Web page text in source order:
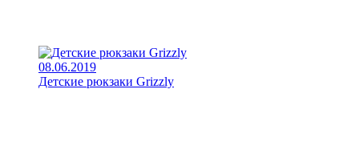
08.06.2019
Детские рюкзаки Grizzly